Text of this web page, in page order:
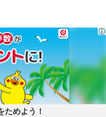
ためよう！